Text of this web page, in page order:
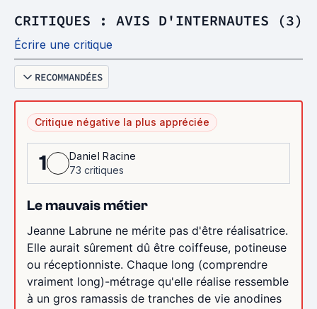
CRITIQUES : AVIS D'INTERNAUTES (3)
Écrire une critique
RECOMMANDÉES
Critique négative la plus appréciée
1
Daniel Racine
73 critiques
Le mauvais métier
Jeanne Labrune ne mérite pas d'être réalisatrice.
Elle aurait sûrement dû être coiffeuse, potineuse
ou réceptionniste. Chaque long (comprendre
vraiment long)-métrage qu'elle réalise ressemble
à un gros ramassis de tranches de vie anodines